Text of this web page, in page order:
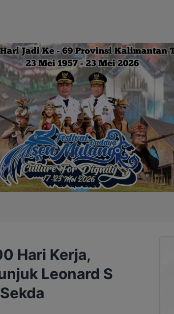
Hari Kerja,
Leonard S